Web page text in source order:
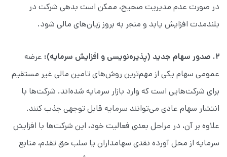
در صورت عدم مدیریت صحیح، ممکن است بدهی شرکت در
بلندمدت افزایش یابد و منجر به بروز زیان‌های مالی شود.
۲. صدور سهام جدید (پذیره‌نویسی و افزایش سرمایه):
عرضه
عمومی سهام یکی از مهم‌ترین روش‌های تامین مالی غیر مستقیم
برای شرکت‌هایی است که وارد بازار سرمایه شده‌اند. شرکت‌ها با
انتشار سهام عادی می‌توانند سرمایه قابل توجهی جذب کنند.
علاوه بر آن، در مراحل بعدی فعالیت خود، این شرکت‌ها با افزایش
سرمایه از محل آورده نقدی سهامداران یا سلب حق تقدم، منابع